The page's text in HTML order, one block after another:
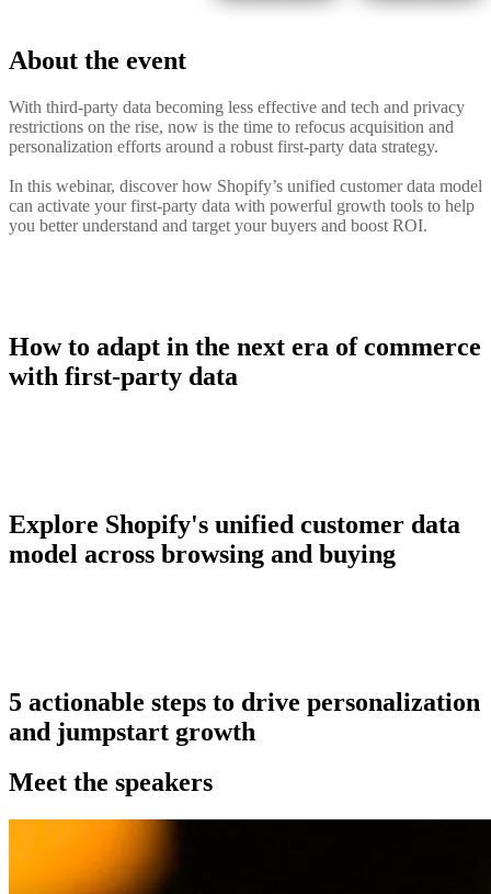
About the event
With third-party data becoming less effective and tech and privacy
restrictions on the rise, now is the time to refocus acquisition and
personalization efforts around a robust first-party data strategy.
In this webinar, discover how Shopify’s unified customer data model
can activate your first-party data with powerful growth tools to help
you better understand and target your buyers and boost ROI.
How to adapt in the next era of commerce
with first-party data
Explore Shopify's unified customer data
model across browsing and buying
5 actionable steps to drive personalization
and jumpstart growth
Meet the speakers